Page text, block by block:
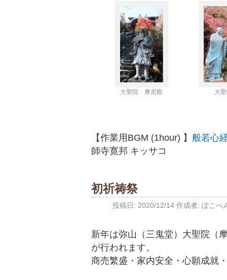
大聖院 摩尼殿 大
【作業用BGM (1hour) 】 般若心
師寺寛邦 キッサコ
初祈祷祭
投稿日: 2020/12/14 作成者: ぽこぺ
新年は弥山（三鬼堂）大聖院（
が行われます。
商売繁盛・家内安全・心願成就